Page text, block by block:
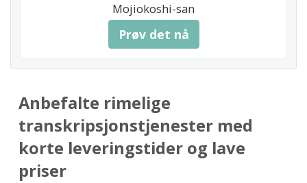
Mojiokoshi-san
Prøv det nå
Anbefalte rimelige
transkripsjonstjenester med
korte leveringstider og lave
priser